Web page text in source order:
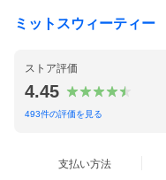
ミットスウィーティー
ストア評価
4.45
493件の評価を見る
支払い方法